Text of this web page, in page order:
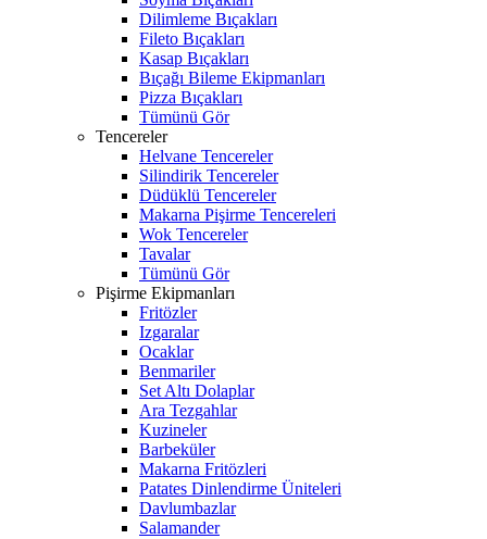
Dilimleme Bıçakları
Fileto Bıçakları
Kasap Bıçakları
Bıçağı Bileme Ekipmanları
Pizza Bıçakları
Tümünü Gör
Tencereler
Helvane Tencereler
Silindirik Tencereler
Düdüklü Tencereler
Makarna Pişirme Tencereleri
Wok Tencereler
Tavalar
Tümünü Gör
Pişirme Ekipmanları
Fritözler
Izgaralar
Ocaklar
Benmariler
Set Altı Dolaplar
Ara Tezgahlar
Kuzineler
Barbeküler
Makarna Fritözleri
Patates Dinlendirme Üniteleri
Davlumbazlar
Salamander